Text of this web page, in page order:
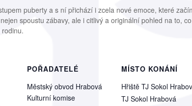
puberty a s ní přichází i zcela nové emoce, které
spoustu zábavy, ale i citlivý a originální pohled na to,
POŘADATELÉ
Městský obvod Hrabová
Kulturní komise
MÍSTO KONÁNÍ
Hřiště TJ Sokol
TJ Sokol Hrabová